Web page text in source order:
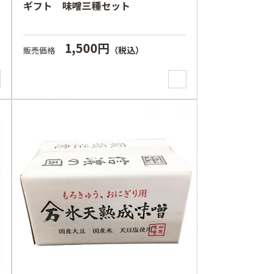
ギフト 味噌三種セット
販売価格 1,500円 （税込）